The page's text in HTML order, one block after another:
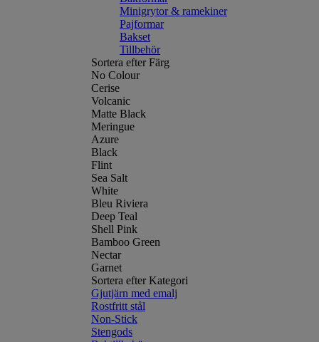
Minigrytor & ramekiner
Pajformar
Bakset
Tillbehör
Sortera efter Färg
No Colour
Cerise
Volcanic
Matte Black
Meringue
Azure
Black
Flint
Sea Salt
White
Bleu Riviera
Deep Teal
Shell Pink
Bamboo Green
Nectar
Garnet
Sortera efter Kategori
Gjutjärn med emalj
Rostfritt stål
Non-Stick
Stengods